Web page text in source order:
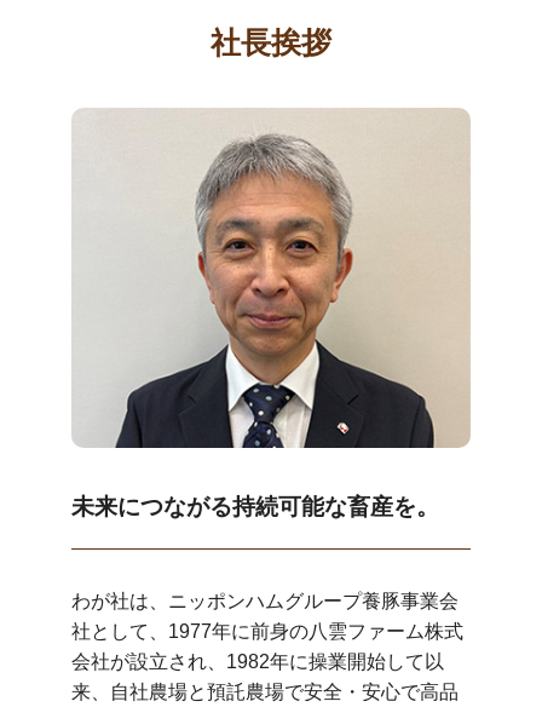
社長挨拶
未来につながる持続可能な畜産を。
わが社は、ニッポンハムグループ養豚事業会
社として、1977年に前身の八雲ファーム株式
会社が設立され、1982年に操業開始して以
来、自社農場と預託農場で安全・安心で高品